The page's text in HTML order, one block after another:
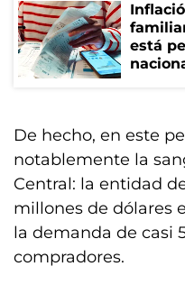
está
De hecho, en este
notablemente la
Central: la entidad
millones de dólares
la demanda de casi
compradores.